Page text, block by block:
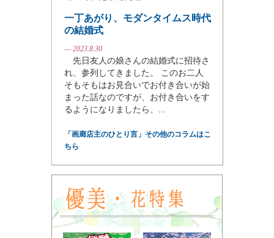
ていて、たぶん間違いの...
一丁あがり、モダンタイムス時代
の結婚式
— 2023.8.30
先日友人の娘さんの結婚式に招待さ
れ、参列してきました。 このお二人
そもそもはお見合いでお付き合いが始
まった話なのですが、お付き合いをす
「画廊店主のひとり言」その他のコラムはこ